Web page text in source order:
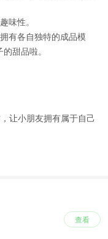
味性。
有各自独特的成品模
甜品啦。
让小朋友拥有属于自己
查看